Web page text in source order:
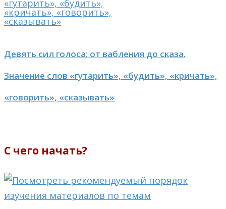
Девять сил голоса: от вабления до сказа.
Значение слов «гутарить», «будить», «кричать»,
«говорить», «сказывать»
С чего начать?